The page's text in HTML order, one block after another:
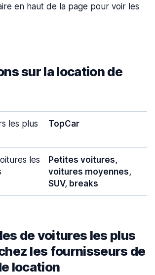
en haut de la page pour voir les
sur la location de
les plus
TopCar
les
Petites voitures,
voitures moyennes,
SUV, breaks
de voitures les plus
les fournisseurs de
location